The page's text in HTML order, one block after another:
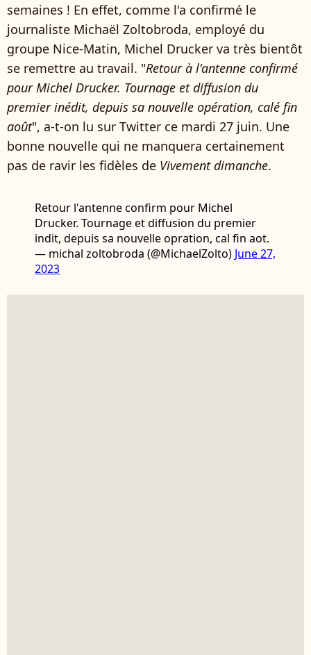
semaines ! En effet, comme l'a confirmé le
journaliste Michaël Zoltobroda, employé du
groupe Nice-Matin, Michel Drucker va très bientôt
se remettre au travail. "Retour à l'antenne confirmé
pour Michel Drucker. Tournage et diffusion du
premier inédit, depuis sa nouvelle opération, calé fin
août", a-t-on lu sur Twitter ce mardi 27 juin. Une
bonne nouvelle qui ne manquera certainement
pas de ravir les fidèles de Vivement dimanche.
Retour l'antenne confirm pour Michel
Drucker. Tournage et diffusion du premier
indit, depuis sa nouvelle opration, cal fin aot.
— michal zoltobroda (@MichaelZolto) June 27,
2023